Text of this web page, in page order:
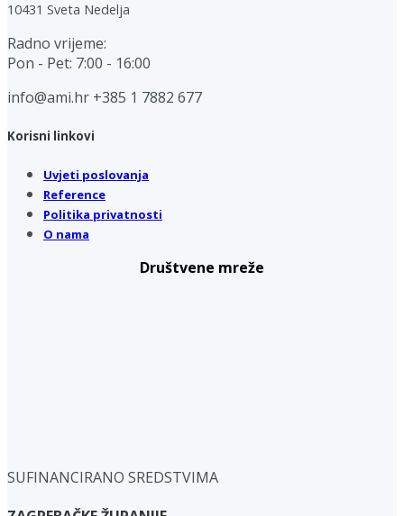
10431 Sveta Nedelja
Radno vrijeme:
Pon - Pet: 7:00 - 16:00
info@ami.hr +385 1 7882 677
Korisni linkovi
Uvjeti poslovanja
Reference
Politika privatnosti
O nama
Društvene mreže
SUFINANCIRANO SREDSTVIMA